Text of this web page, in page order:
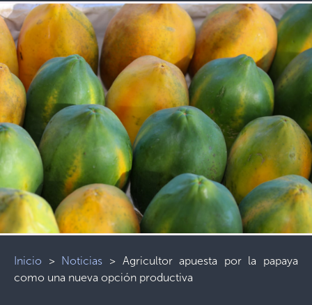
Inicio > Noticias > Agricultor apuesta por la papaya
como una nueva opción productiva